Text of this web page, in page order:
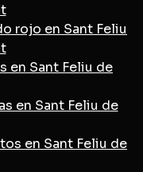
rojo en Sant Feliu
en Sant Feliu de
en Sant Feliu de
en Sant Feliu de